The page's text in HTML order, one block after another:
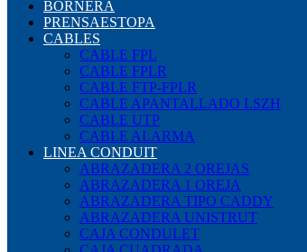
BORNERA
PRENSAESTOPA
CABLES
CABLE FPL
CABLE FPLR
CABLE FTP-FPLR
CABLE APANTALLADO LSZH
CABLE UTP
CABLE ALARMA
LINEA CONDUIT
ABRAZADERA 2 OREJAS
ABRAZADERA 1 OREJA
ABRAZADERA TIPO CADDY
ABRAZADERA UNISTRUT
CAJA CONDULET